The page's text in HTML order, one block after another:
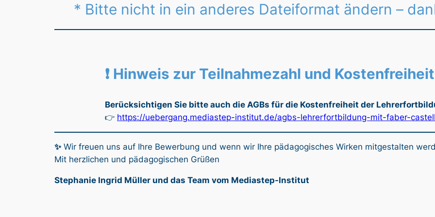
* Bitte nicht in ein anderes Dateiformat ändern –
❗ Hinweis zur Teilnahmezahl und Kostenfreiheit
Berücksichtigen Sie bitte auch die AGBs für die Kostenfreiheit der
👉 https://uebergang.mediastep-institut.de/agbs-lehrerfortbildung-mit-faber-
✨Wir freuen uns auf Ihre Bewerbung und wenn wir Ihre pädagogisches Wirken mitgestalten
Mit herzlichen und pädagogischen Grüßen
Stephanie Ingrid Müller und das Team vom Mediastep-Institut